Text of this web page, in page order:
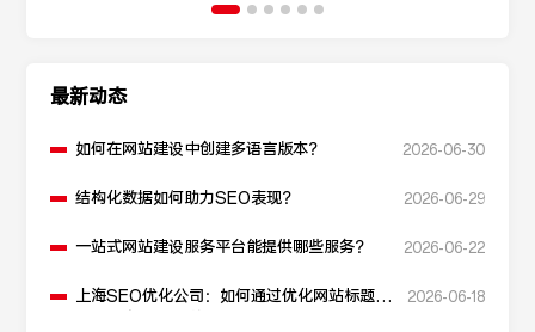
最新动态
如何在网站建设中创建多语言版本？ 2026-06-30
结构化数据如何助力SEO表现？ 2026-06-29
一站式网站建设服务平台能提供哪些服务？ 2026-06-22
上海SEO优化公司：如何通过优化网站标题提
2026-06-18